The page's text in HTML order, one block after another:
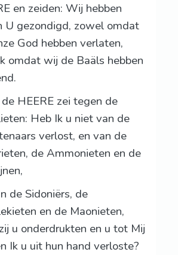
en zeiden: Wij hebben
U gezondigd, zowel omdat
God hebben verlaten,
omdat wij de Baäls hebben
HEERE zei tegen de
Heb Ik u niet van de
verlost, en van de
de Ammonieten en de
de Sidoniërs, de
en de Maonieten,
u onderdrukten en u tot Mij
Ik u uit hun hand verloste?